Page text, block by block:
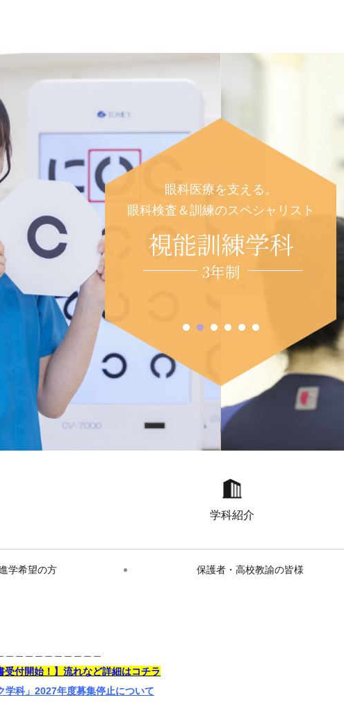
眼科医療を支える。
眼科検査＆訓練のスペシャリスト
視能訓練学科
3年制
学科紹介
学希望の方 保護者・高校教諭の皆様
＿＿＿＿＿＿＿＿＿＿
受付開始！】 流れなど詳細はコチラ
学科」2027年度募集停止について